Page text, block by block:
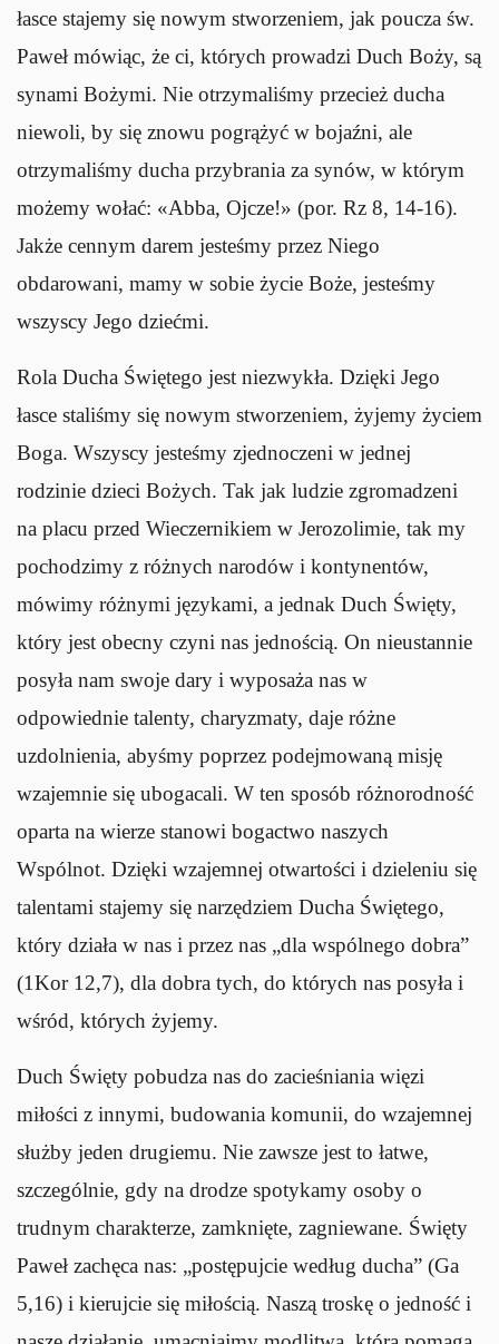
łasce stajemy się nowym stworzeniem, jak poucza św.
Paweł mówiąc, że ci, których prowadzi Duch Boży, są
synami Bożymi. Nie otrzymaliśmy przecież ducha
niewoli, by się znowu pogrążyć w bojaźni, ale
otrzymaliśmy ducha przybrania za synów, w którym
możemy wołać: «Abba, Ojcze!» (por. Rz 8, 14-16).
Jakże cennym darem jesteśmy przez Niego
obdarowani, mamy w sobie życie Boże, jesteśmy
wszyscy Jego dziećmi.
Rola Ducha Świętego jest niezwykła. Dzięki Jego
łasce staliśmy się nowym stworzeniem, żyjemy życiem
Boga. Wszyscy jesteśmy zjednoczeni w jednej
rodzinie dzieci Bożych. Tak jak ludzie zgromadzeni
na placu przed Wieczernikiem w Jerozolimie, tak my
pochodzimy z różnych narodów i kontynentów,
mówimy różnymi językami, a jednak Duch Święty,
który jest obecny czyni nas jednością. On nieustannie
posyła nam swoje dary i wyposaża nas w
odpowiednie talenty, charyzmaty, daje różne
uzdolnienia, abyśmy poprzez podejmowaną misję
wzajemnie się ubogacali. W ten sposób różnorodność
oparta na wierze stanowi bogactwo naszych
Wspólnot. Dzięki wzajemnej otwartości i dzieleniu się
talentami stajemy się narzędziem Ducha Świętego,
który działa w nas i przez nas „dla wspólnego dobra”
(1Kor 12,7), dla dobra tych, do których nas posyła i
wśród, których żyjemy.
Duch Święty pobudza nas do zacieśniania więzi
miłości z innymi, budowania komunii, do wzajemnej
służby jeden drugiemu. Nie zawsze jest to łatwe,
szczególnie, gdy na drodze spotykamy osoby o
trudnym charakterze, zamknięte, zagniewane. Święty
Paweł zachęca nas: „postępujcie według ducha” (Ga
5,16) i kierujcie się miłością. Naszą troskę o jedność i